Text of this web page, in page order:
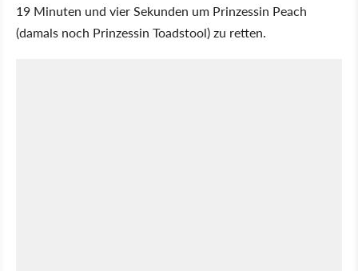
19 Minuten und vier Sekunden um Prinzessin Peach
(damals noch Prinzessin Toadstool) zu retten.